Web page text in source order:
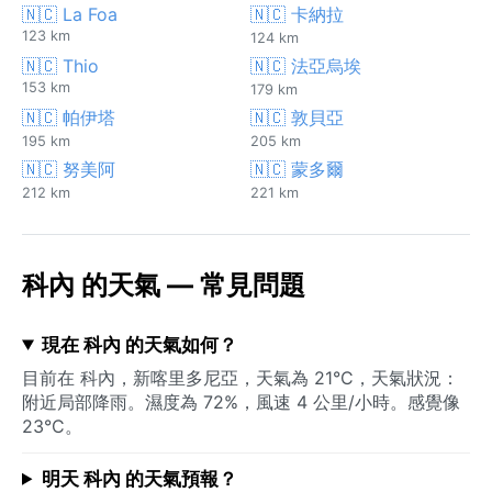
🇳🇨 La Foa
123 km
🇳🇨 卡納拉
124 km
🇳🇨 Thio
153 km
🇳🇨 法亞烏埃
179 km
🇳🇨 帕伊塔
195 km
🇳🇨 敦貝亞
205 km
🇳🇨 努美阿
212 km
🇳🇨 蒙多爾
221 km
科內 的天氣 — 常見問題
現在 科內 的天氣如何？
目前在 科內，新喀里多尼亞，天氣為 21°C，天氣狀況：
附近局部降雨。濕度為 72%，風速 4 公里/小時。感覺像
23°C。
明天 科內 的天氣預報？